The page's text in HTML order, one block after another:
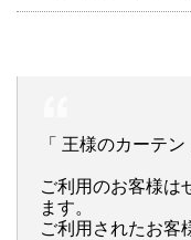
「 王様のカーテ
ご利用のお客様は
ます。
ご利用されたお客